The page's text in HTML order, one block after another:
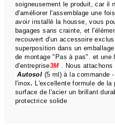
soigneusement le produit, car il
d'améliorer l'assemblage une
avoir installé la housse, vous
bagages sans crainte, et
recouvert d'un accessoire
superposition dans un
de montage "Pas à pas". et une
d'entreprise3M . Nous
Autosol (5 ml) à la commande
l'inox. L'excellente formule de la
surface de l'acier un brillant
protectrice solide